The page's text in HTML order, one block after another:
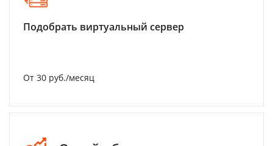
Подобрать виртуальный сервер
От 30 руб./месяц